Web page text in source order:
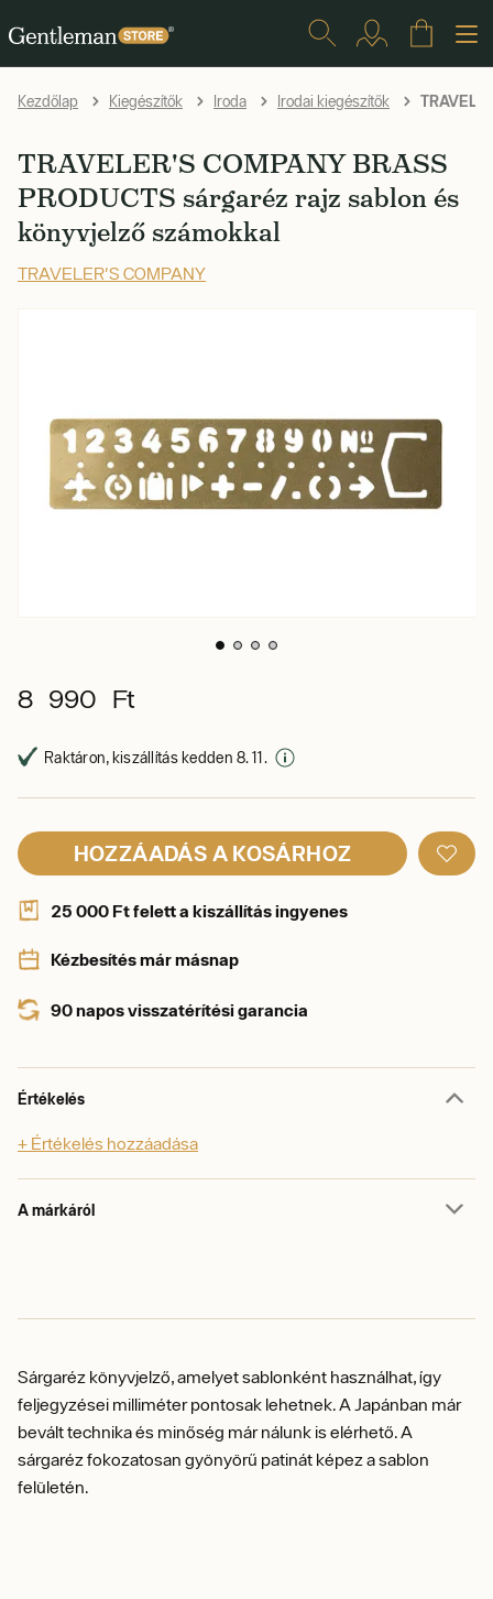
Kezdőlap Kiegészítők Iroda Irodai kiegészítők
TRAVELER'S COMPANY BRASS
PRODUCTS sárgaréz rajz sablon és
könyvjelző számokkal
TRAVELER'S COMPANY
8 990 Ft
Raktáron, kiszállítás kedden 8. 11.
HOZZÁADÁS A KOSÁRHOZ
25 000 Ft felett a kiszállítás ingyenes
Kézbesítés már másnap
90 napos visszatérítési garancia
Értékelés
+ Értékelés hozzáadása
A márkáról
Sárgaréz könyvjelző, amelyet sablonként használhat, így
feljegyzései milliméter pontosak lehetnek.A Japánban már
bevált technika és minőség már nálunk is elérhető.A
sárgaréz fokozatosan gyönyörű patinát képez a sablon
felületén.